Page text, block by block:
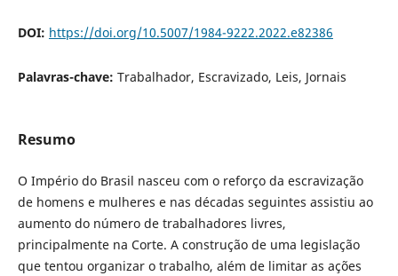
DOI: https://doi.org/10.5007/1984-9222.2022.e82386
Palavras-chave: Trabalhador, Escravizado, Leis, Jornais
Resumo
O Império do Brasil nasceu com o reforço da escravização
de homens e mulheres e nas décadas seguintes assistiu ao
aumento do número de trabalhadores livres,
principalmente na Corte. A construção de uma legislação
que tentou organizar o trabalho, além de limitar as ações